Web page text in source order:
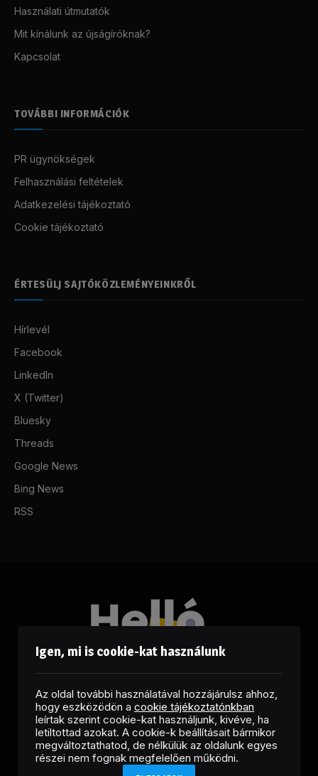
Használati útmutatók
Mit kínálunk az újságíróknak?
Kapcsolat
TOVÁBBI INFORMÁCIÓK
PR ügynökségek
Felhasználási feltételek
Adatkezelési tájékoztató
Cookie tájékoztató
ÉRTESÜLJ SAJTÓKÖZLEMÉNYEINKRŐL
Hírlevél
Facebook
LinkedIn
X (Twitter)
Bluesky
Threads
Google News
Bing News
RSS
FacebookLinkedInX
(Twitter)
RSS
Igen, mi is cookie-kat használunk
Az oldal további használatával hozzájárulsz ahhoz,
hogy eszközödön a cookie tájékoztatónkban
leírtak szerint cookie-kat használjunk, kivéve, ha
letiltottad azokat. A cookie-k beállításait bármikor
megváltoztathatod, de nélkülük az oldalunk egyes
részei nem fognak megfelelően működni.